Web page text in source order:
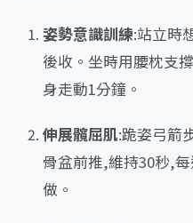
姿勢意識訓練:站立時
後收。坐時用腰枕支
身走動1分鐘。
伸展髖屈肌:跪姿弓箭
骨盆前推,維持30秒,
做。